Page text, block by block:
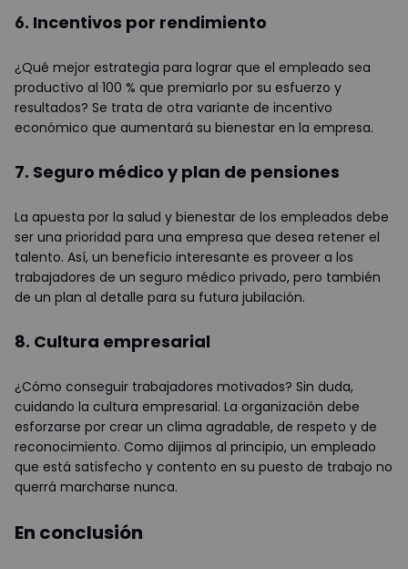
6. Incentivos por rendimiento
¿Qué mejor estrategia para lograr que el empleado sea
productivo al 100 % que premiarlo por su esfuerzo y
resultados? Se trata de otra variante de incentivo
económico que aumentará su bienestar en la empresa.
7. Seguro médico y plan de pensiones
La apuesta por la salud y bienestar de los empleados debe
ser una prioridad para una empresa que desea retener el
talento. Así, un beneficio interesante es proveer a los
trabajadores de un seguro médico privado, pero también
de un plan al detalle para su futura jubilación.
8. Cultura empresarial
¿Cómo conseguir trabajadores motivados? Sin duda,
cuidando la cultura empresarial. La organización debe
esforzarse por crear un clima agradable, de respeto y de
reconocimiento. Como dijimos al principio, un empleado
que está satisfecho y contento en su puesto de trabajo no
querrá marcharse nunca.
En conclusión